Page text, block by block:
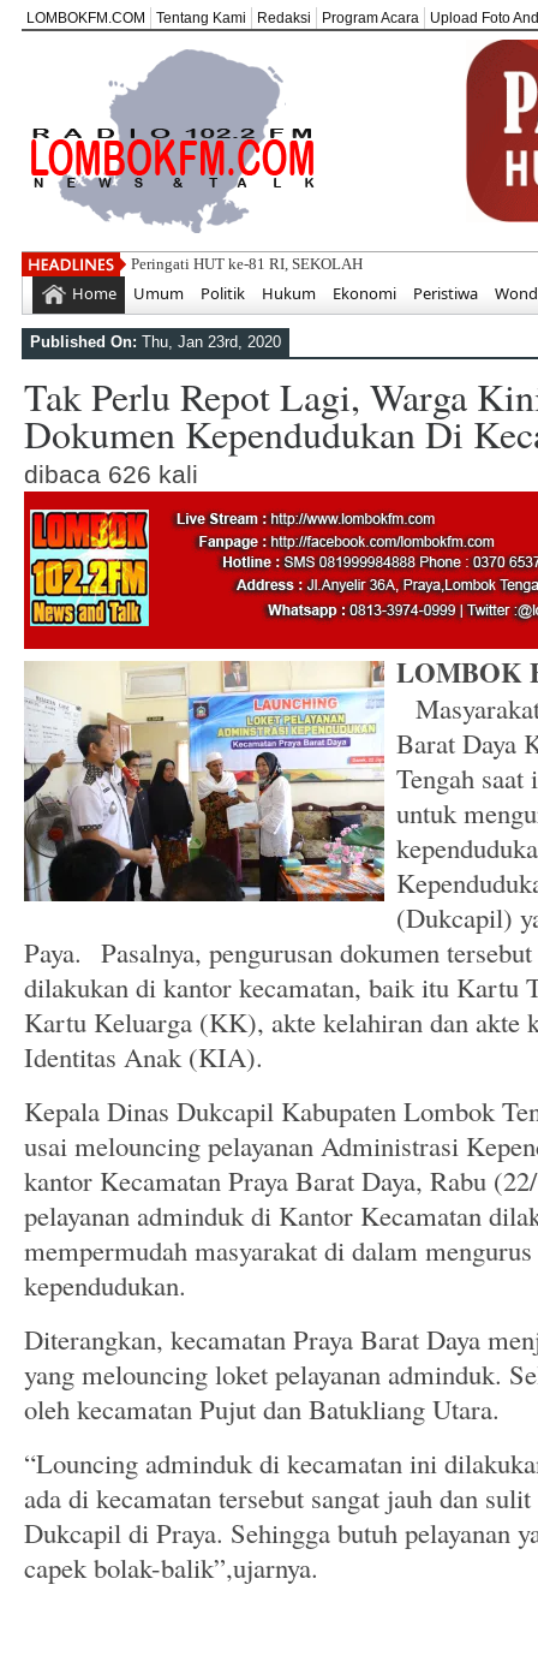
LOMBOKFM.COM Tentang Kami Redaksi Program Acara Upload Foto
Peringati HUT ke-81 RI, SEKOLAH ABATA LOMBOK Teguh
Home Umum Politik Hukum Ekonomi Peristiwa
Published On: Thu, Jan 23rd, 2020
Tak Perlu Repot Lagi, Warga
Dokumen Kependudukan Di
dibaca 626 kali
LOMBOK
Barat Daya
Tengah
untuk
(Dukcapil)
Paya. Pasalnya, pengurusan dokumen
dilakukan di kantor kecamatan, baik itu Kartu
Kartu Keluarga (KK), akte kelahiran dan akte
Identitas Anak (KIA).
Kepala Dinas Dukcapil Kabupaten Lombok
usai melouncing pelayanan Administrasi
kantor Kecamatan Praya Barat Daya, Rabu
pelayanan adminduk di Kantor Kecamatan
mempermudah masyarakat di dalam
kependudukan.
Diterangkan, kecamatan Praya Barat Daya
yang melouncing loket pelayanan adminduk.
oleh kecamatan Pujut dan Batukliang Utara.
“Louncing adminduk di kecamatan ini
ada di kecamatan tersebut sangat jauh dan
Dukcapil di Praya. Sehingga butuh pelayanan
capek bolak-balik”,ujarnya.